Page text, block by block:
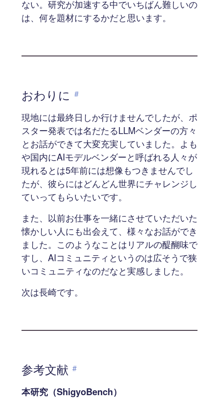
ない。研究が加速する中でいちばん難しいの
は、何を題材にするかだと思います。
おわりに #
現地には最終日しか行けませんでしたが、ポ
スター発表では名だたるLLMベンダーの方々
とお話ができて大変充実していました。よも
や国内にAIモデルベンダーと呼ばれる人々が
現れるとは5年前には想像もつきませんでし
たが、彼らにはどんどん世界にチャレンジし
ていってもらいたいです。
また、以前お仕事を一緒にさせていただいた
懐かしい人にも出会えて、様々なお話ができ
ました。このようなことはリアルの醍醐味で
すし、AIコミュニティというのは広そうで狭
いコミュニティなのだなと実感しました。
次は長崎です。
参考文献 #
本研究（ShigyoBench）